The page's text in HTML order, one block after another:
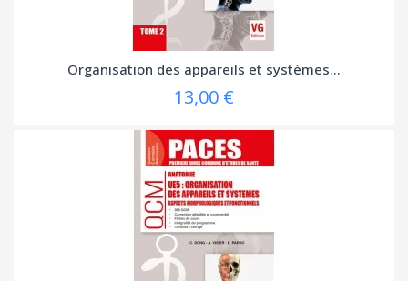
Organisation des appareils et systèmes...
13,00 €